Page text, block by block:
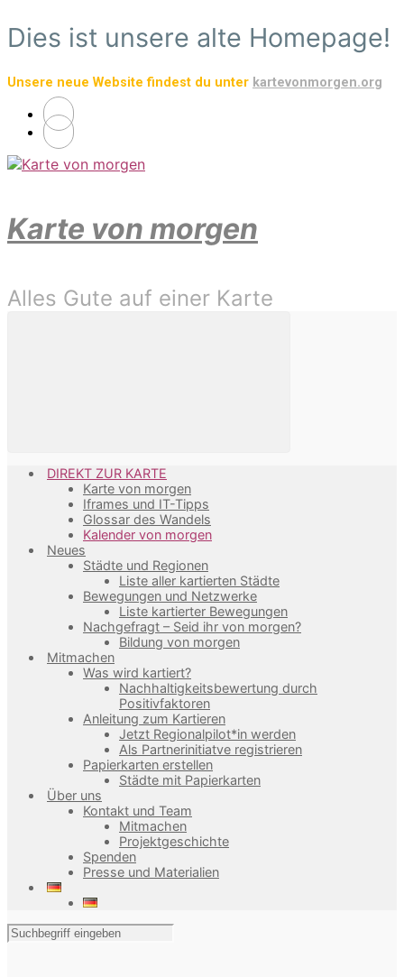
Zum
Hauptinhalt
Dies ist unsere alte Homepage!
Unsere neue Website findest du unter kartevonmorgen.org
Karte von morgen
Alles Gute auf einer Karte
DIREKT ZUR KARTE
Karte von morgen
Iframes und IT-Tipps
Glossar des Wandels
Kalender von morgen
Neues
Städte und Regionen
Liste aller kartierten Städte
Bewegungen und Netzwerke
Liste kartierter Bewegungen
Nachgefragt – Seid ihr von morgen?
Bildung von morgen
Mitmachen
Was wird kartiert?
Nachhaltigkeitsbewertung durch
Positivfaktoren
Anleitung zum Kartieren
Jetzt Regionalpilot*in werden
Als Partnerinitiatve registrieren
Papierkarten erstellen
Städte mit Papierkarten
Über uns
Kontakt und Team
Mitmachen
Projektgeschichte
Spenden
Presse und Materialien